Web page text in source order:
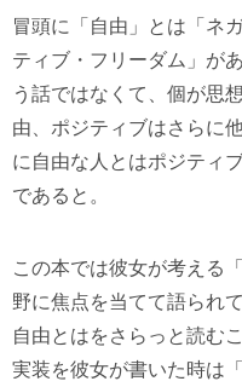
冒頭に「自由」とは「ネ
ティブ・フリーダム」が
う話ではなくて、個が思
由、ポジティブはさらに
に自由な人とはポジティ
であると。
この本では彼女が考える
野に焦点を当てて語られ
自由とはをさらっと読む
実装を彼女が書いた時は